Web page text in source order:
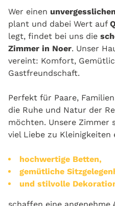
Wer einen
plant und dabei Wert auf
legt, findet bei uns die
Zimmer in Noer. Unser
vereint: Komfort,
Gastfreundschaft.
Perfekt für Paare,
die Ruhe und Natur der
möchten. Unsere
viel Liebe zu Kleinigkeiten
hochwertige Betten,
gemütliche
und stilvolle